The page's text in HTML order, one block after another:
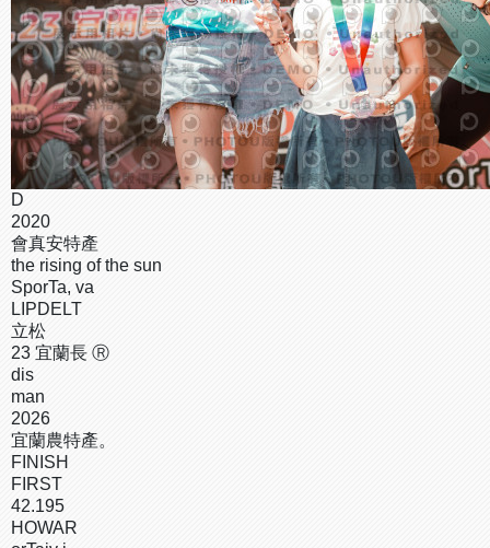
D
2020
會真安特產
the rising of the sun
SporTa, va
LIPDELT
立松
23 宜蘭長 Ⓡ
dis
man
2026
宜蘭農特產。
FINISH
FIRST
42.195
HOWAR